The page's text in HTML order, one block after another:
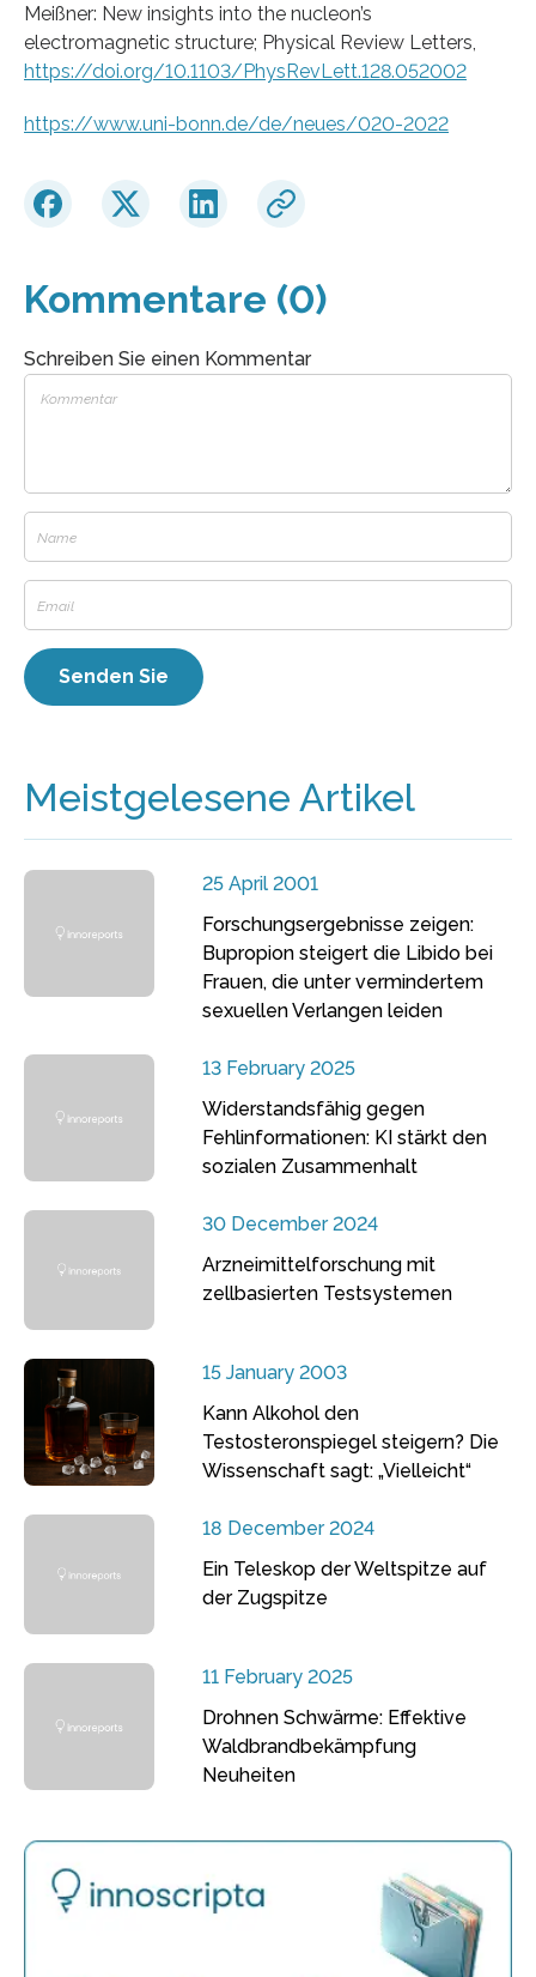
Meißner: New insights into the nucleon’s
electromagnetic structure; Physical Review Letters,
https://doi.org/10.1103/PhysRevLett.128.052002
https://www.uni-bonn.de/de/neues/020-2022
Kommentare (0)
Schreiben Sie einen Kommentar
Meistgelesene Artikel
25 April 2001
Forschungsergebnisse zeigen:
Bupropion steigert die Libido bei
Frauen, die unter vermindertem
sexuellen Verlangen leiden
13 February 2025
Widerstandsfähig gegen
Fehlinformationen: KI stärkt den
sozialen Zusammenhalt
30 December 2024
Arzneimittelforschung mit
zellbasierten Testsystemen
15 January 2003
Kann Alkohol den
Testosteronspiegel steigern? Die
Wissenschaft sagt: „Vielleicht“
18 December 2024
Ein Teleskop der Weltspitze auf
der Zugspitze
11 February 2025
Drohnen Schwärme: Effektive
Waldbrandbekämpfung
Neuheiten